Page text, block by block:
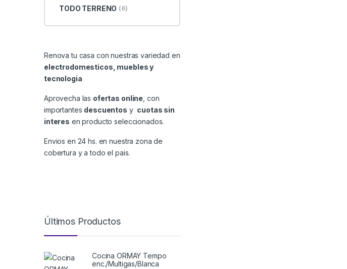
TODO TERRENO (6)
Renova tu casa con nuestras variedad en
electrodomesticos, muebles y
tecnologia
Aprovecha las ofertas online , con
importantes descuentos y cuotas sin
interes en producto seleccionados.
Envios en 24 hs. en nuestra zona de
cobertura y a todo el pais.
Últimos Productos
Cocina ORMAY Tempo
enc./Multigas/Blanca